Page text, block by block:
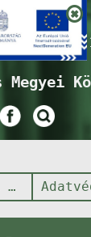
Megyei
Békés Megyei Könyvtár